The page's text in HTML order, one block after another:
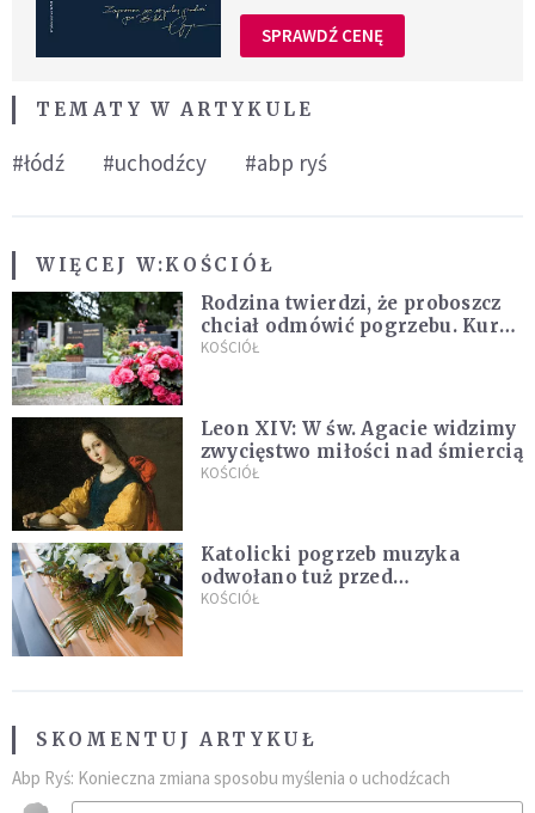
SPRAWDŹ CENĘ
TEMATY W ARTYKULE
#łódź #uchodźcy #abp ryś
WIĘCEJ W:KOŚCIÓŁ
Rodzina twierdzi, że proboszcz
chciał odmówić pogrzebu. Kuria
zapowiada wyjaśnienia
KOŚCIÓŁ
Leon XIV: W św. Agacie widzimy
zwycięstwo miłości nad śmiercią
KOŚCIÓŁ
Katolicki pogrzeb muzyka
odwołano tuż przed
uroczystością. Powodem była
KOŚCIÓŁ
SKOMENTUJ ARTYKUŁ
Abp Ryś: Konieczna zmiana sposobu myślenia o uchodźcach